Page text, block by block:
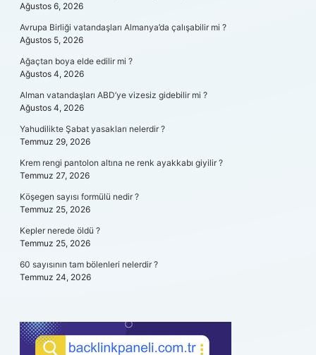
Ağustos 6, 2026
Avrupa Birliği vatandaşları Almanya’da çalışabilir mi ?
Ağustos 5, 2026
Ağaçtan boya elde edilir mi ?
Ağustos 4, 2026
Alman vatandaşları ABD’ye vizesiz gidebilir mi ?
Ağustos 4, 2026
Yahudilikte Şabat yasakları nelerdir ?
Temmuz 29, 2026
Krem rengi pantolon altına ne renk ayakkabı giyilir ?
Temmuz 27, 2026
Köşegen sayısı formülü nedir ?
Temmuz 25, 2026
Kepler nerede öldü ?
Temmuz 25, 2026
60 sayısının tam bölenleri nelerdir ?
Temmuz 24, 2026